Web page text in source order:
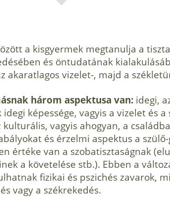
a kisgyermek megtanulja a
és öntudatának
akaratlagos vizelet-, majd a
három aspektusa van: idegi,
képessége, vagyis a vizelet és a
vagyis ahogyan, a
és érzelmi aspektus a
értéke van a szobatisztaságnak
a követelése stb.). Ebben a
fizikai és pszichés zavarok,
vagy a székrekedés.